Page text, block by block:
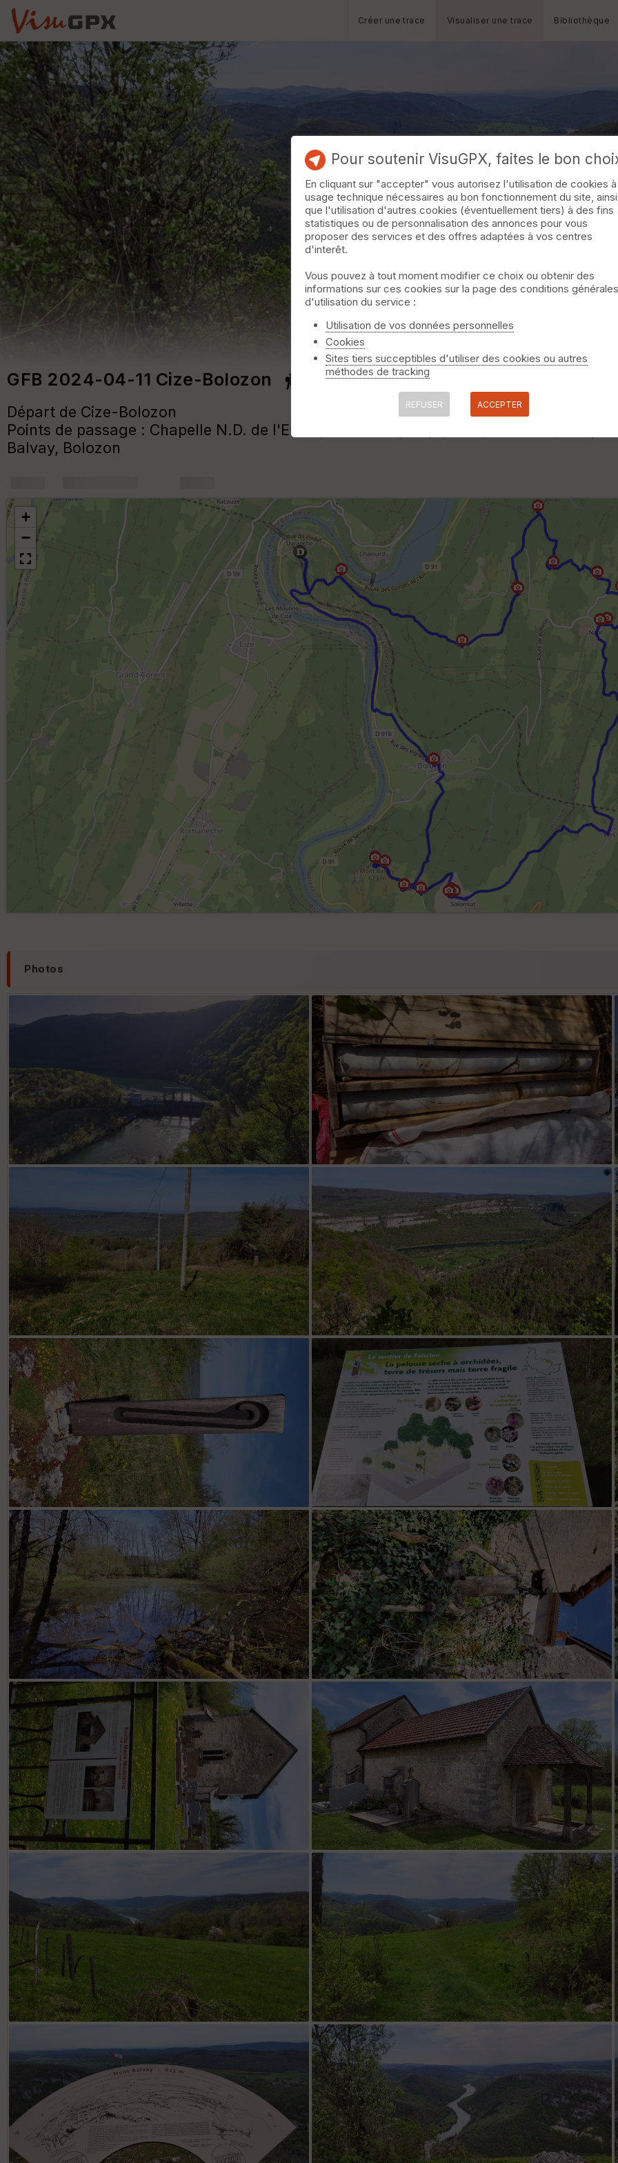
Créer une trace Visualiser une trace Bibliothèque
GFB 2024-04-11 Cize-Bolozon
Départ de Cize-Bolozon
Points de passage : Chapelle N.D. de l'Etoile, Belvédère, Napt, Vers, Solomiat,
Balvay, Bolozon
+
−
Photos
Pour soutenir VisuGPX, faites le bon
En cliquant sur "accepter" vous autorisez l'utilisation de cookies à
usage technique nécessaires au bon fonctionnement du site, ainsi
que l'utilisation d'autres cookies (éventuellement tiers) à des fins
statistiques ou de personnalisation des annonces pour vous
proposer des services et des offres adaptées à vos centres
d'interêt.
Vous pouvez à tout moment modifier ce choix ou obtenir des
informations sur ces cookies sur la page des conditions générales
d'utilisation du service :
Utilisation de vos données personnelles
Cookies
Sites tiers succeptibles d'utiliser des cookies ou autres
méthodes de tracking
REFUSER ACCEPTER